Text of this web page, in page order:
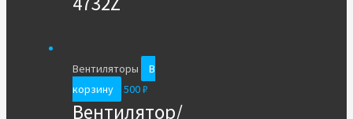
Вентиляторы
В
корзину
500₽
Вентилятор/